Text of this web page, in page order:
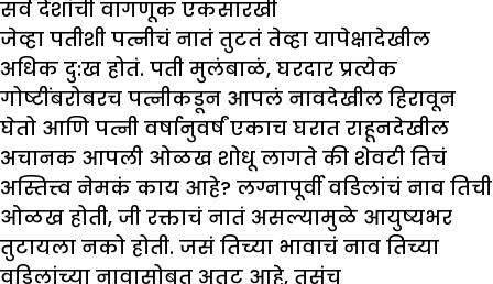
सर्व देशांची वागणूक एकसारखी
जेव्हा पतीशी पत्नीचं नातं तुटतं तेव्हा यापेक्षादेखील
अधिक दु:ख होतं. पती मुलंबाळं, घरदार प्रत्येक
गोष्टींबरोबरच पत्नीकडून आपलं नावदेखील हिरावून
घेतो आणि पत्नी वर्षानुवर्षं एकाच घरात राहूनदेखील
अचानक आपली ओळख शोधू लागते की शेवटी तिचं
अस्तित्त्व नेमकं काय आहे? लग्नापूर्वी वडिलांचं नाव तिची
ओळख होती, जी रक्ताचं नातं असल्यामुळे आयुष्यभर
तुटायला नको होती. जसं तिच्या भावाचं नाव तिच्या
वडिलांच्या नावासोबत अतूट आहे, तसंच